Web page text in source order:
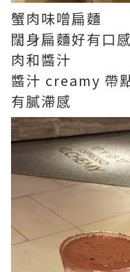
蟹肉味噌扁麵
闊身扁麵好有口
肉和醬汁
醬汁 creamy 帶
有膩滯感